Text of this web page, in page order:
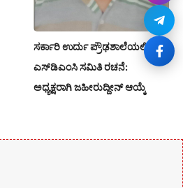
ಸರ್ಕಾರಿ ಉರ್ದು ಪ್ರೌಢಶಾಲೆಯಲ್ಲಿ
ಎಸ್‌ಡಿಎಂಸಿ ಸಮಿತಿ ರಚನೆ:
ಅಧ್ಯಕ್ಷರಾಗಿ ಜಹೀರುದ್ದೀನ್ ಆಯ್ಕೆ